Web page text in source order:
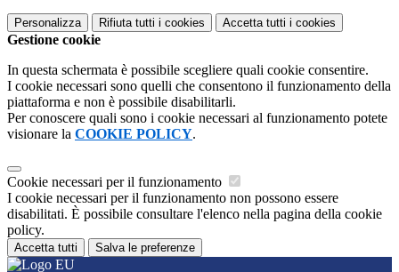
Personalizza Rifiuta tutti i cookies Accetta tutti i cookies
Gestione cookie
In questa schermata è possibile scegliere quali cookie consentire.
I cookie necessari sono quelli che consentono il funzionamento della
piattaforma e non è possibile disabilitarli.
Per conoscere quali sono i cookie necessari al funzionamento potete
visionare la COOKIE POLICY.
Cookie necessari per il funzionamento
I cookie necessari per il funzionamento non possono essere
disabilitati. È possibile consultare l'elenco nella pagina della cookie
policy.
Accetta tutti Salva le preferenze